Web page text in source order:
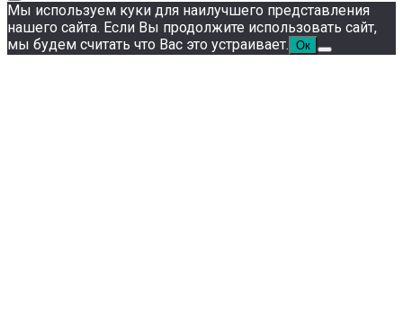
Мы используем куки для наилучшего представления
нашего сайта. Если Вы продолжите использовать сайт,
мы будем считать что Вас это устраивает. Ок